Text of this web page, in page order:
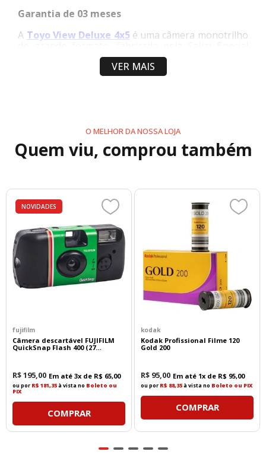
Garantia de 03 meses
A Toyo View Deluxe 4x5 é uma câmera monotrilho
Camera Manufacturing no Japão, sendo
precursora da famosa série G da marca
por sua robustez e modularidade, ela é uma
VER MAIS
O MELHOR DA NOSSA LOJA
Quem viu, comprou também
NOVIDADES
fujifilm
Câmera descartável FUJIFILM
QuickSnap Flash 400 (27
R$195,00 Em até 3x de R$ 65,00
ou por R$ 181,35à vista no Boleto ou
PIX
COMPRAR
kodak
Kodak Profissional Filme 120
Gold 200
R$ 95,00 Em até 1x de R$ 95,00
ou por R$ 88,35à vista no Boleto ou PIX
COMPRAR